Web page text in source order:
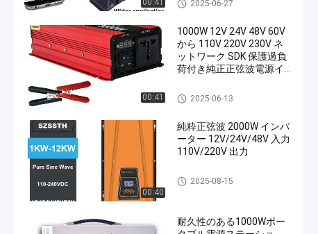
00:41
ング
2025-06-27
00:41
1000W 12V 24V 48V 60V
から 110V 220V 230V ネ
ットワーク SDK 保護過負
荷付き純正正弦波電源イ
力インバーター
2025-06-13
00:40
純粋正弦波 2000W インバ
ーター 12V/24V/48V 入力
110V/220V 出力
Pure Sine Wave Power Inverter
2025-08-15
耐久性のある1000Wポー